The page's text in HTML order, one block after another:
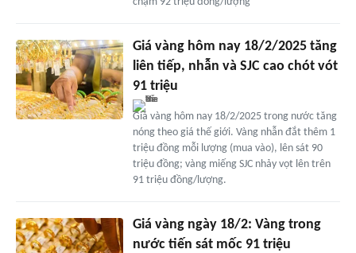
Giá vàng hôm nay 18/2/2025 tăng
liên tiếp, nhẫn và SJC cao chót vót
91 triệu
Giá vàng hôm nay 18/2/2025 trong nước tăng
nóng theo giá thế giới. Vàng nhẫn đắt thêm 1
triệu đồng mỗi lượng (mua vào), lên sát 90
triệu đồng; vàng miếng SJC nhảy vọt lên trên
91 triệu đồng/lượng.
Giá vàng ngày 18/2: Vàng trong
nước tiến sát mốc 91 triệu